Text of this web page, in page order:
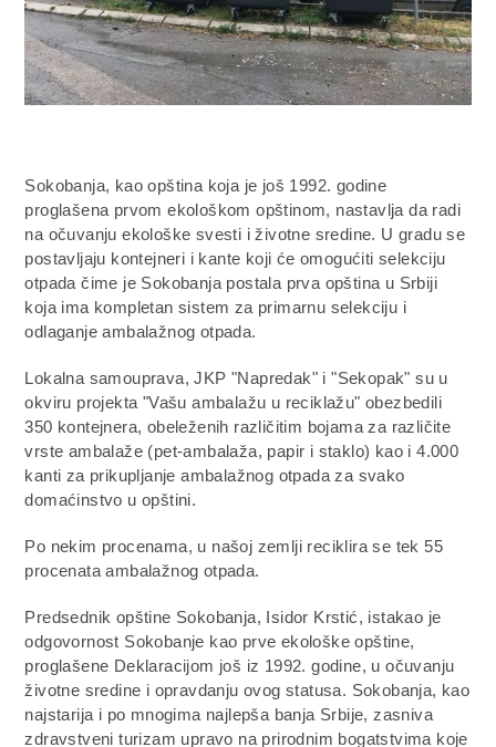
Sokobanja, kao opština koja je još 1992. godine
proglašena prvom ekološkom opštinom, nastavlja da radi
na očuvanju ekološke svesti i životne sredine. U gradu se
postavljaju kontejneri i kante koji će omogućiti selekciju
otpada čime je Sokobanja postala prva opština u Srbiji
koja ima kompletan sistem za primarnu selekciju i
odlaganje ambalažnog otpada.
Lokalna samouprava, JKP "Napredak" i "Sekopak" su u
okviru projekta "Vašu ambalažu u reciklažu" obezbedili
350 kontejnera, obeleženih različitim bojama za različite
vrste ambalaže (pet-ambalaža, papir i staklo) kao i 4.000
kanti za prikupljanje ambalažnog otpada za svako
domaćinstvo u opštini.
Po nekim procenama, u našoj zemlji reciklira se tek 55
procenata ambalažnog otpada.
Predsednik opštine Sokobanja, Isidor Krstić, istakao je
odgovornost Sokobanje kao prve ekološke opštine,
proglašene Deklaracijom još iz 1992. godine, u očuvanju
životne sredine i opravdanju ovog statusa. Sokobanja, kao
najstarija i po mnogima najlepša banja Srbije, zasniva
zdravstveni turizam upravo na prirodnim bogatstvima koje